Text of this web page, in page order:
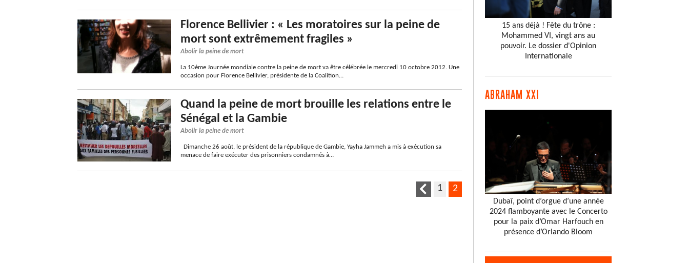
Florence Bellivier : « Les moratoires sur la peine de
mort sont extrêmement fragiles »
Abolir la peine de mort
La 10ème Journée mondiale contre la peine de mort va être célébrée le mercredi 10 octobre 2012. Une
occasion pour Florence Bellivier, présidente de la Coalition…
Quand la peine de mort brouille les relations entre le
Sénégal et la Gambie
Abolir la peine de mort
Dimanche 26 août, le président de la république de Gambie, Yayha Jammeh a mis à exécution sa
menace de faire exécuter des prisonniers condamnés à…
1 2
15 ans déjà ! Fête du trône :
Mohammed VI, vingt ans au
pouvoir. Le dossier d'Opinion
Internationale
ABRAHAM XXI
Dubaï, point d’orgue d’une année
2024 flamboyante avec le Concerto
pour la paix d’Omar Harfouch en
présence d’Orlando Bloom